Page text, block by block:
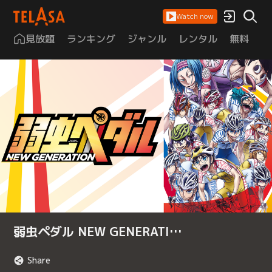
Watch now
見放題 ランキング ジャンル レンタル 無料
弱虫ペダル NEW GENERATI…
Share